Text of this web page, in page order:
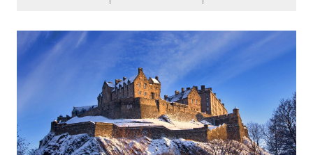
Visita:Edinburgh Complete - Winter